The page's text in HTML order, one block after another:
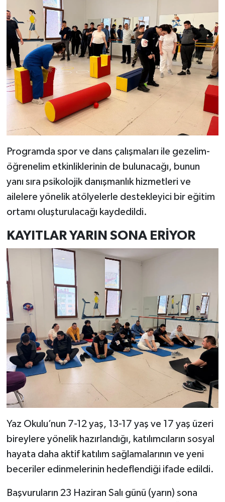
Programda spor ve dans çalışmaları ile gezelim-
öğrenelim etkinliklerinin de bulunacağı, bunun
yanı sıra psikolojik danışmanlık hizmetleri ve
ailelere yönelik atölyelerle destekleyici bir eğitim
ortamı oluşturulacağı kaydedildi.
KAYITLAR YARIN SONA ERİYOR
Yaz Okulu’nun 7-12 yaş, 13-17 yaş ve 17 yaş üzeri
bireylere yönelik hazırlandığı, katılımcıların sosyal
hayata daha aktif katılım sağlamalarının ve yeni
beceriler edinmelerinin hedeflendiği ifade edildi.
Başvuruların 23 Haziran Salı günü (yarın) sona